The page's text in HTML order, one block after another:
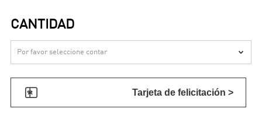
CANTIDAD

 Tarjeta de felicitación >